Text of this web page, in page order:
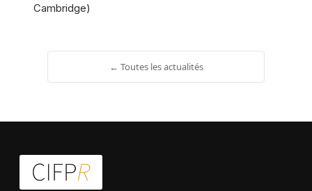
Cambridge)
← Toutes les actualités